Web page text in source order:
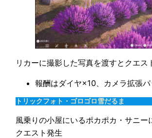
リカーに撮影した写真を渡すとクエス
報酬はダイヤ×10、カメラ拡張
トリックフォト・ゴロゴロ雪だるま
風乗りの小屋にいるポカポカ・サニー
クエスト発生